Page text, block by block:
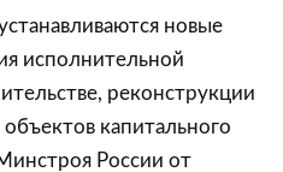
новые
исполнительной
реконструкции
капитального
России от